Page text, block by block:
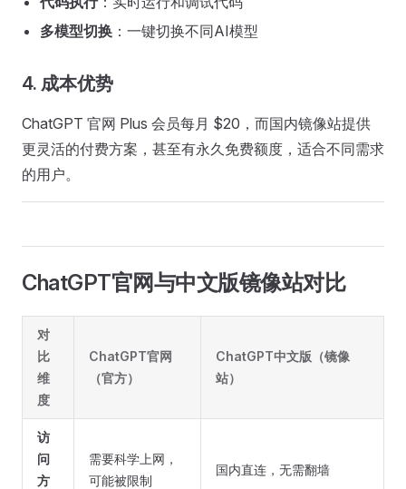
多模型切换 ：一键切换不同AI模型
4. 成本优势
ChatGPT 官网 Plus 会员每月 $20，而国内镜像站提供
更灵活的付费方案，甚至有永久免费额度，适合不同需求
的用户。
ChatGPT官网与中文版镜像站对比
对
比
维
度
ChatGPT官网
（官方）
ChatGPT中文版（镜像
站）
访
问
方
需要科学上网，
可能被限制
国内直连，无需翻墙